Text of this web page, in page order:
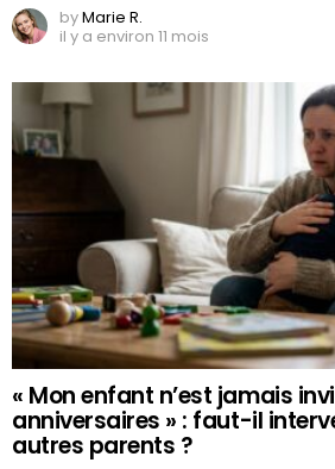
byMarie R.
il y a environ 11 mois
« Mon enfant n’est jamais
anniversaires » : faut-il
autres parents ?